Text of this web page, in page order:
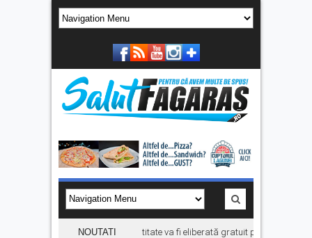
NOUTATI
Prima carte electronică de identitate va fi eliberată gratuit până la finalul